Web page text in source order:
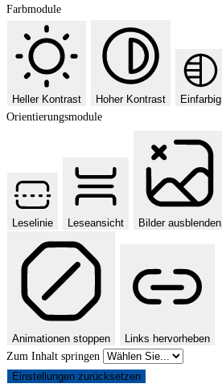
Farbmodule
Heller Kontrast Hoher Kontrast
Einfarbig
Orientierungsmodule
Leselinie Leseansicht Bilder ausblenden
Animationen stoppen
Links hervorheben
Zum Inhalt springen
Einstellungen zurücksetzen